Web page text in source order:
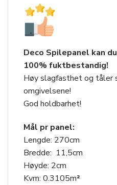
Deco Spilepanel kan
100% fuktbestandig!
Høy slagfasthet og tåler
omgivelsene!
God holdbarhet!
Mål pr panel:
Lengde: 270cm
Bredde: 11,5cm
Høyde: 2cm
Kvm: 0.3105m²